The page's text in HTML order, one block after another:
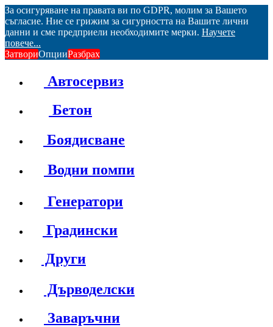
За осигуряване на правата ви по GDPR, молим за Вашето
съгласие. Ние се грижим за сигурността на Вашите лични
данни и сме предприели необходимите мерки. Научете
повече...
ЗатвориОпцииРазбрах
Автосервиз
Бетон
Боядисване
Водни помпи
Генератори
Градински
Други
Дърводелски
Заваръчни